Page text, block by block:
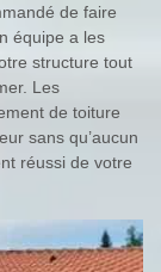
de faire
équipe a les
structure tout
Les
de toiture
sans qu’aucun
réussi de votre